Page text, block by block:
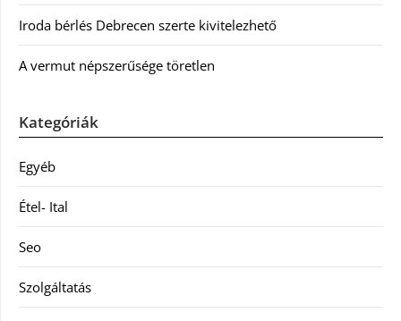
Iroda bérlés Debrecen szerte kivitelezhető
A vermut népszerűsége töretlen
Kategóriák
Egyéb
Étel- Ital
Seo
Szolgáltatás